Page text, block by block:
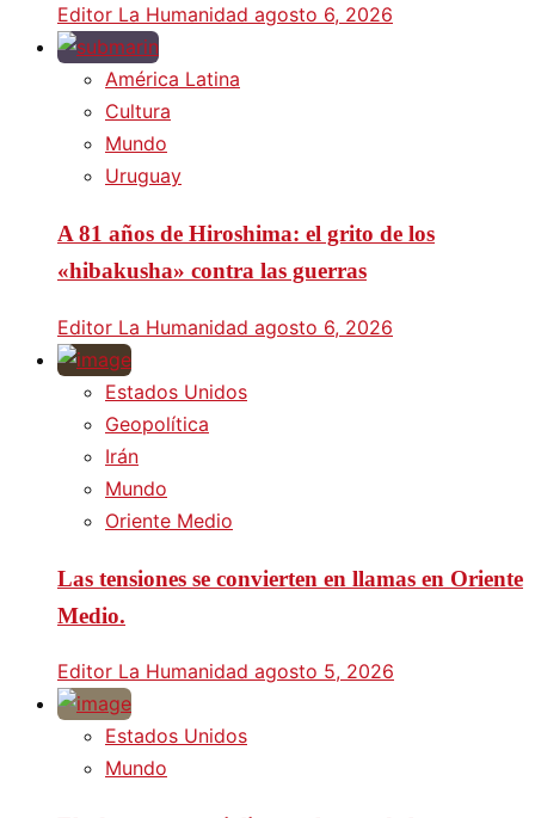
Editor La Humanidad agosto 6, 2026
América Latina
Cultura
Mundo
Uruguay
A 81 años de Hiroshima: el grito de los
«hibakusha» contra las guerras
Editor La Humanidad agosto 6, 2026
Estados Unidos
Geopolítica
Irán
Mundo
Oriente Medio
Las tensiones se convierten en llamas en Oriente
Medio.
Editor La Humanidad agosto 5, 2026
Estados Unidos
Mundo